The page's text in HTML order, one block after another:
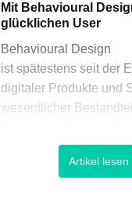
Mit Behavioural
glücklichen User
Behavioural Design
ist spätestens seit der
digitaler Produkte und
wesentlicher
Streben jedoch die
Interaktion zwischen
Artikel lesen